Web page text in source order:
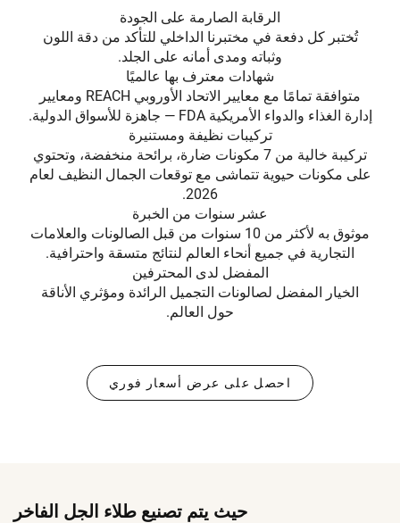
الرقابة الصارمة على الجودة
تُختبر كل دفعة في مختبرنا الداخلي للتأكد من دقة اللون
وثباته ومدى أمانه على الجلد.
شهادات معترف بها عالميًا
متوافقة تمامًا مع معايير الاتحاد الأوروبي REACH ومعايير
إدارة الغذاء والدواء الأمريكية FDA — جاهزة للأسواق الدولية.
تركيبات نظيفة ومستنيرة
تركيبة خالية من 7 مكونات ضارة، برائحة منخفضة، وتحتوي
على مكونات حيوية تتماشى مع توقعات الجمال النظيف لعام
2026.
عشر سنوات من الخبرة
موثوق به لأكثر من 10 سنوات من قبل الصالونات والعلامات
التجارية في جميع أنحاء العالم لنتائج متسقة واحترافية.
المفضل لدى المحترفين
الخيار المفضل لصالونات التجميل الرائدة ومؤثري الأناقة
حول العالم.
احصل على عرض أسعار فوري
حيث يتم تصنيع طلاء الجل الفاخر